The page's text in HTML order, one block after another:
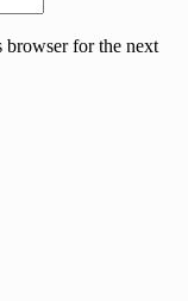
browser for the next